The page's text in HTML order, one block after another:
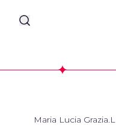
Maria Lucia Grazia.L